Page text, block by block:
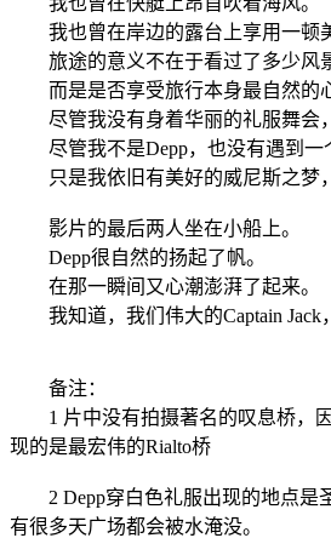
我也曾在岸边的露台上享用一顿美
旅途的意义不在于看过了多少风
而是是否享受旅行本身最自然的心
尽管我没有身着华丽的礼服舞会，
尽管我不是Depp，也没有遇到一
只是我依旧有美好的威尼斯之梦，
影片的最后两人坐在小船上。
Depp很自然的扬起了帆。
在那一瞬间又心潮澎湃了起来。
我知道，我们伟大的Captain Jack
备注：
1 片中没有拍摄著名的叹息桥，
现的是最宏伟的Rialto桥
2 Depp穿白色礼服出现的地点是
有很多天广场都会被水淹没。